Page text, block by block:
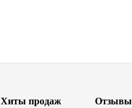
Хиты продаж Отзывы